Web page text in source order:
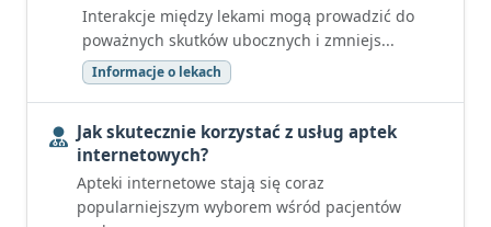
Interakcje między lekami mogą prowadzić do
poważnych skutków ubocznych i zmniejs...
Informacje o lekach
Jak skutecznie korzystać z usług aptek
internetowych?
Apteki internetowe stają się coraz
popularniejszym wyborem wśród pacjentów